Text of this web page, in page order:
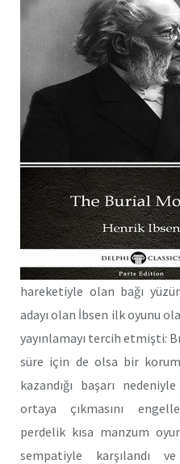
hareketiyle olan bağı
adayı olan İbsen ilk oyunu
yayınlamayı tercih etmişti:
süre için de olsa bir
kazandığı başarı
ortaya çıkmasını
perdelik kısa manzum
sempatiyle karşılandı